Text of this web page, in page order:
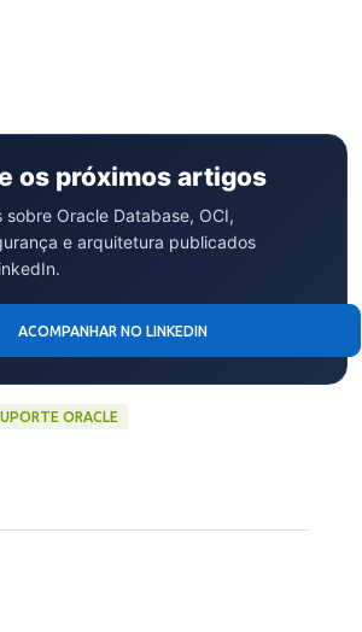
os próximos artigos
Oracle Database, OCI,
e arquitetura publicados
ACOMPANHAR NO LINKEDIN
ORACLE